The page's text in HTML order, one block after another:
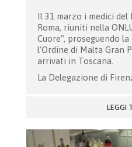
Il 31 marzo i medici del
Roma, riuniti nella
Cuore”, proseguendo
l’Ordine di Malta Gran
arrivati in Toscana.
La Delegazione di
LEGGI